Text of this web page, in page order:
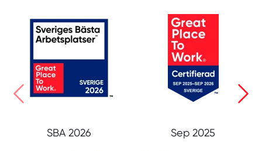
SBA 2026 Sep 2025